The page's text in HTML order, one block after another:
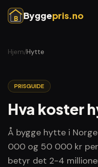
B Byggepris.no
Hjem/Hytte
PRISGUIDE
Hva koster
Å bygge hytte i
000 og 50 000 kr per
betyr det 2-4